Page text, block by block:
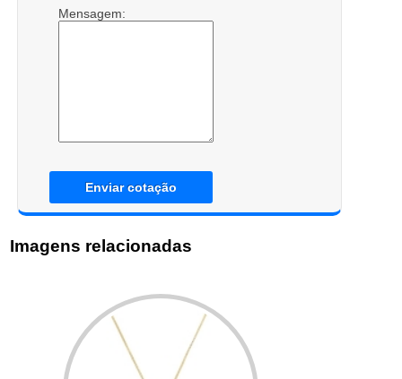
Mensagem:
Enviar cotação
Imagens relacionadas